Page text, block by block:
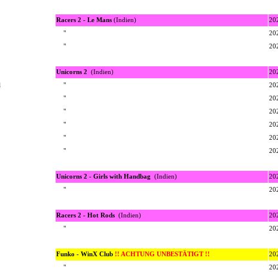
Racers 2 - Le Mans (Indien)
"
"
Unicorns 2 (Indien)
"
"
"
"
"
"
Unicorns 2 - Girls with Handbag (Indien)
"
Racers 2 - Hot Rods (Indien)
"
Funko - WinX Club !! ACHTUNG UNBESTÄTIGT !!
"